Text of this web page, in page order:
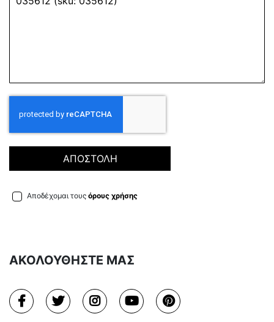
ΑΠΟΣΤΟΛΗ
Αποδέχομαι τους όρους χρήσης
ΑΚΟΛΟΥΘΗΣΤΕ ΜΑΣ